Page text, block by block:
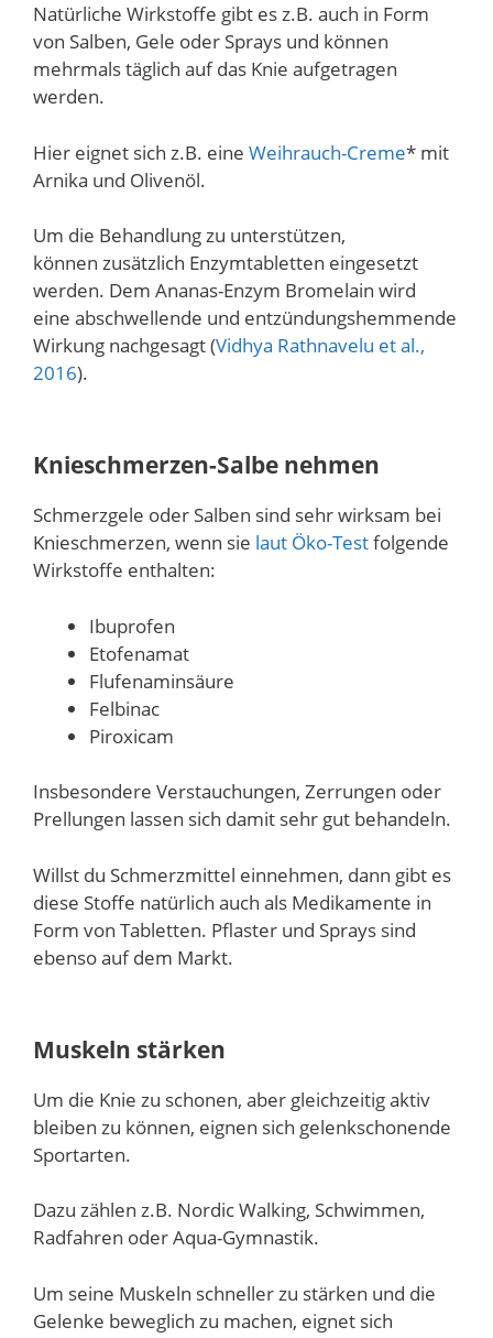
Natürliche Wirkstoffe gibt es z.B. auch in Form
von Salben, Gele oder Sprays und können
mehrmals täglich auf das Knie aufgetragen
werden.
Hier eignet sich z.B. eine Weihrauch-Creme* mit
Arnika und Olivenöl.
Um die Behandlung zu unterstützen,
können zusätzlich Enzymtabletten eingesetzt
werden. Dem Ananas-Enzym Bromelain wird
eine abschwellende und entzündungshemmende
Wirkung nachgesagt (Vidhya Rathnavelu et al.,
2016).
Knieschmerzen-Salbe nehmen
Schmerzgele oder Salben sind sehr wirksam bei
Knieschmerzen, wenn sie laut Öko-Testfolgende
Wirkstoffe enthalten:
Ibuprofen
Etofenamat
Flufenaminsäure
Felbinac
Piroxicam
Insbesondere Verstauchungen, Zerrungen oder
Prellungen lassen sich damit sehr gut behandeln.
Willst du Schmerzmittel einnehmen, dann gibt es
diese Stoffe natürlich auch als Medikamente in
Form von Tabletten. Pflaster und Sprays sind
ebenso auf dem Markt.
Muskeln stärken
Um die Knie zu schonen, aber gleichzeitig aktiv
bleiben zu können, eignen sich gelenkschonende
Sportarten.
Dazu zählen z.B. Nordic Walking, Schwimmen,
Radfahren oder Aqua-Gymnastik.
Um seine Muskeln schneller zu stärken und die
Gelenke beweglich zu machen, eignet sich